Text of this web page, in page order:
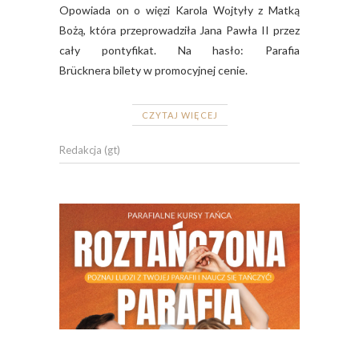
Opowiada on o więzi Karola Wojtyły z Matką
Bożą, która przeprowadziła Jana Pawła II przez
cały pontyfikat. Na hasło: Parafia
Brücknera bilety w promocyjnej cenie.
CZYTAJ WIĘCEJ
Redakcja (gt)